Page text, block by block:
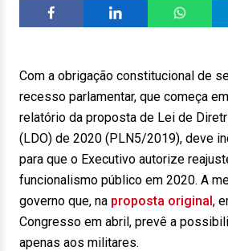
Com a obrigação constitucional de
recesso parlamentar, que começa
relatório da proposta de Lei de
(LDO) de 2020 (PLN5/2019), deve
para que o Executivo autorize
funcionalismo público em 2020. A
governo que, na proposta original,
Congresso em abril, prevê a
apenas aos militares.